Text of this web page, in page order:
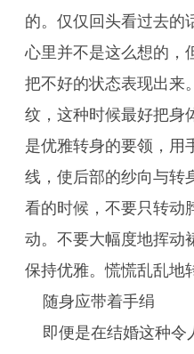
的。仅仅回头看过去的
心里并不是这么想的，
把不好的状态表现出来
纹，这种时候最好把身
是优雅转身的要领，用
线，使后部的纱向与转
看的时候，不要只转动
动。不要大幅度地挥动
保持优雅。慌慌乱乱地
随身应带着手绢
即便是在结婚这种令